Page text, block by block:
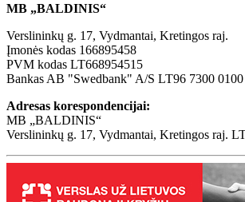
MB „BALDINIS“
Verslininkų g. 17, Vydmantai, Kretingos raj.
Įmonės kodas 166895458
PVM kodas LT668954515
Bankas AB "Swedbank" A/S LT96 7300
Adresas korespondencijai:
MB „BALDINIS“
Verslininkų g. 17, Vydmantai, Kretingos raj.